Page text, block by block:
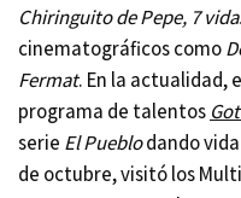
Chiringuito de Pepe, 7
cinematográficos como
Fermat. En la actualidad,
programa de talentos
serie El Pueblodando vida
de octubre, visitó los